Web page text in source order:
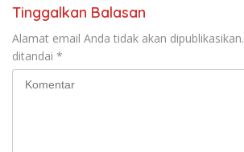
Tinggalkan Balasan
Alamat email Anda tidak akan dipublikasikan.
ditandai *